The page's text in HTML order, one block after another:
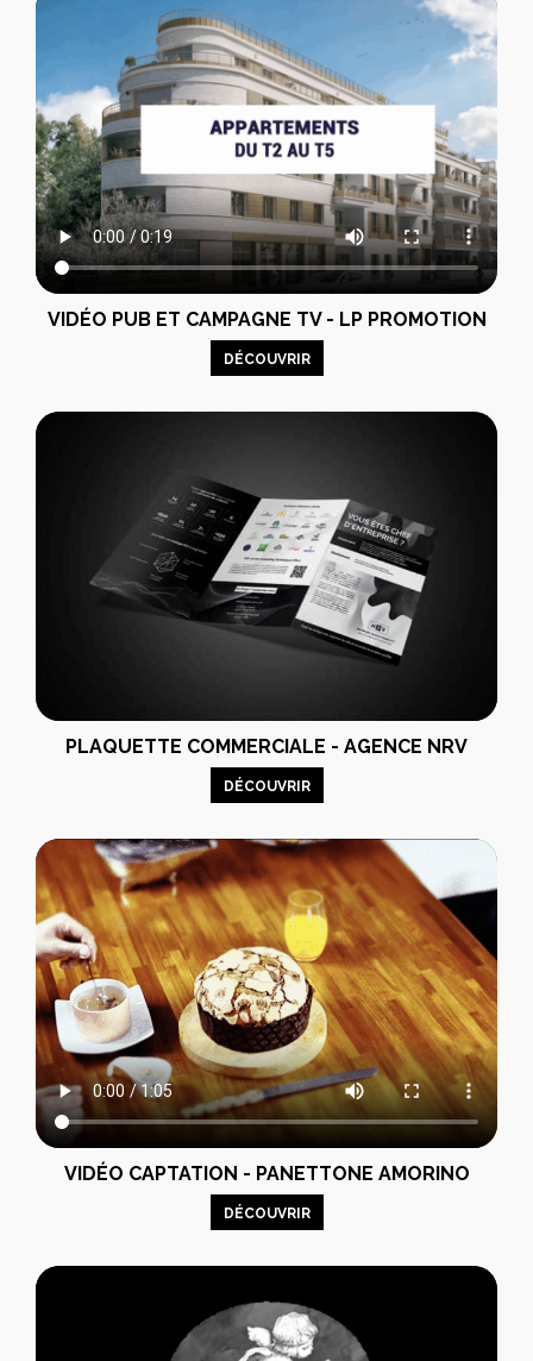
VIDÉO PUB ET CAMPAGNE TV - LP PROMOTION
DÉCOUVRIR
PLAQUETTE COMMERCIALE - AGENCE NRV
DÉCOUVRIR
VIDÉO CAPTATION - PANETTONE AMORINO
DÉCOUVRIR